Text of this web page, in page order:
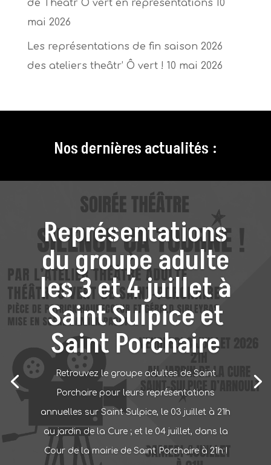
de Théâtr Ô vert en représentations 10
mai 2026
Les représentations de fin saison 2026
des ateliers theâtr’ Ô vert ! 10 mai 2026
Nos dernières actualités :
Représentations
du groupe adulte
les 3 et 4 juillet à
Saint Sulpice et
Saint Porchaire
Retrouvez le groupe adultes de Saint
Porchaire pour leurs représentations
annuelles sur Saint Sulpice, le 03 juillet à 21h
au jardin de la Cure ; et le 04 juillet, dans la
Cour de la mairie de Saint Porchaire à 21h !